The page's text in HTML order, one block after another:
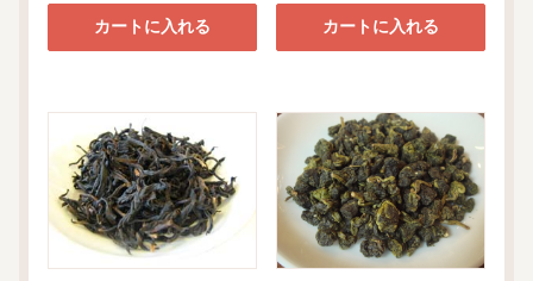
カートに入れる カートに入れる